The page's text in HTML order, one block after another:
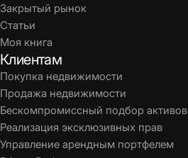
Закрытый рынок
Статьи
Моя книга
Клиентам
Покупка недвижимости
Продажа недвижимости
Бескомпромиссный подбор активов
Реализация эксклюзивных прав
Управление арендным портфелем